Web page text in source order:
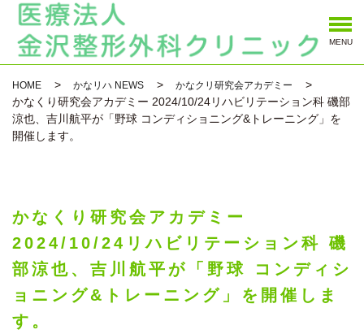
MENU
HOME かなリハ NEWS かなクリ研究会アカデミー
かなくり研究会アカデミー 2024/10/24リハビリテーション科 磯部
涼也、吉川航平が「野球 コンディショニング&トレーニング」を
開催します。
かなくり研究会アカデミー
2024/10/24リハビリテーション科 磯
部涼也、吉川航平が「野球 コンディシ
ョニング&トレーニング」を開催しま
す。